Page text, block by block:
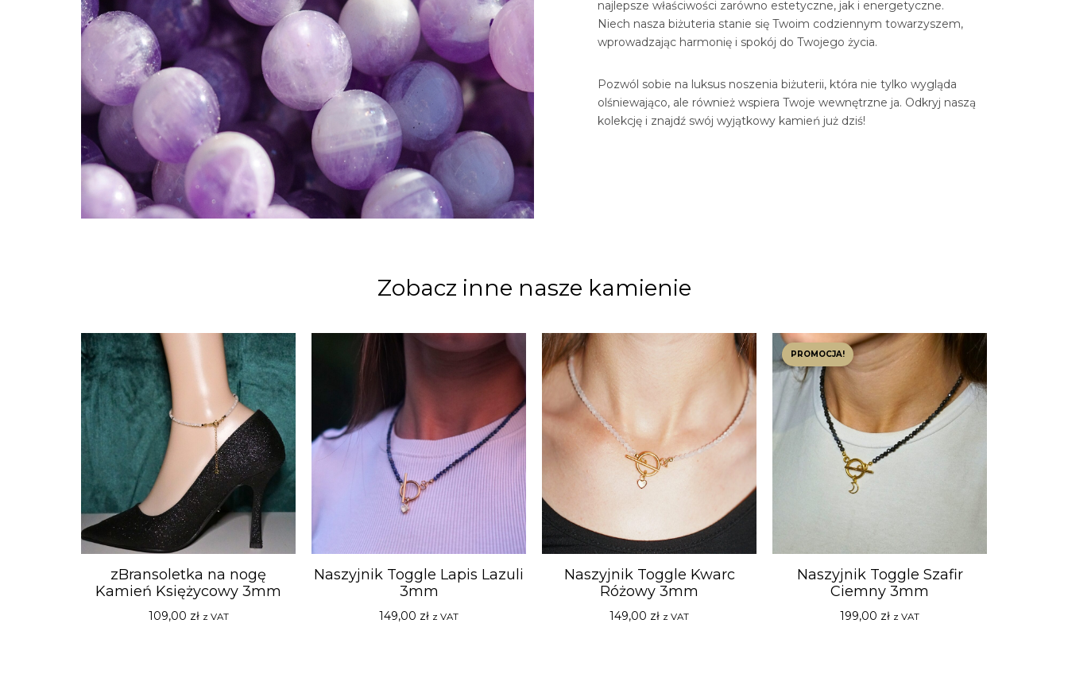
najlepsze właściwości zarówno estetyczne, jak i energetyczne.
Niech nasza biżuteria stanie się Twoim codziennym towarzyszem,
wprowadzając harmonię i spokój do Twojego życia.
Pozwól sobie na luksus noszenia biżuterii, która nie tylko wygląda
olśniewająco, ale również wspiera Twoje wewnętrzne ja. Odkryj naszą
kolekcję i znajdź swój wyjątkowy kamień już dziś!
Zobacz inne nasze kamienie
zBransoletka na nogę
Kamień Księżycowy 3mm
109,00 zł z VAT
Naszyjnik Toggle Lapis Lazuli
3mm
149,00 zł z VAT
Naszyjnik Toggle Kwarc
Różowy 3mm
149,00 zł z VAT
PROMOCJA!
Naszyjnik Toggle Szafir
Ciemny 3mm
199,00 zł z VAT